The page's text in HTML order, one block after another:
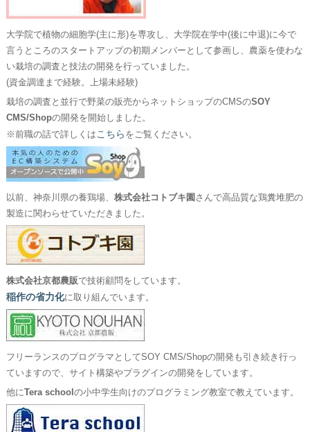
大学院で植物の細胞学(主に形)を専攻し、大学院在学中(後に中退)に今で
言うところのスタートアップの初期メンバーとして参画し、農薬を使わな
い栽培の調査と技法の開発を行っていました。
(資金調達まで経験。上場未経験)
栽培の調査と並行で野菜の販売からネットショップのCMSのSOY
CMS/Shopの開発を開始しました。
※前職の話で詳しくは こちら をご覧ください。
以前、神奈川県の養鶏場、 株式会社コトブキ園 さんで高品質な鶏糞堆肥の
製造に関わらせていただきました。
株式会社京都農販で技術顧問をしています。
稲作の省力化に取り組んでいます。
フリーランスのプログラマとしてSOY CMS/Shopの開発も引き続き行っ
ていますので、サイト構築やプラグインの開発をしています。
他にTera school の小中学生向けのプログラミング教室で教えています。